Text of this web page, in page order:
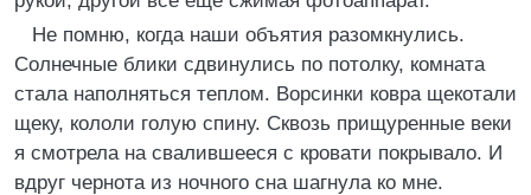
Не помню, когда наши объятия разомкнулись.
Солнечные блики сдвинулись по потолку, комната
стала наполняться теплом. Ворсинки ковра щекотали
щеку, кололи голую спину. Сквозь прищуренные веки
я смотрела на свалившееся с кровати покрывало. И
вдруг чернота из ночного сна шагнула ко мне.